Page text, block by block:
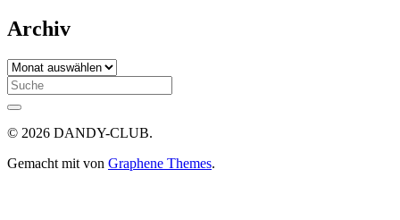
Archiv
Archiv
Search
for:
© 2026 DANDY-CLUB.
Gemacht mit von Graphene Themes.